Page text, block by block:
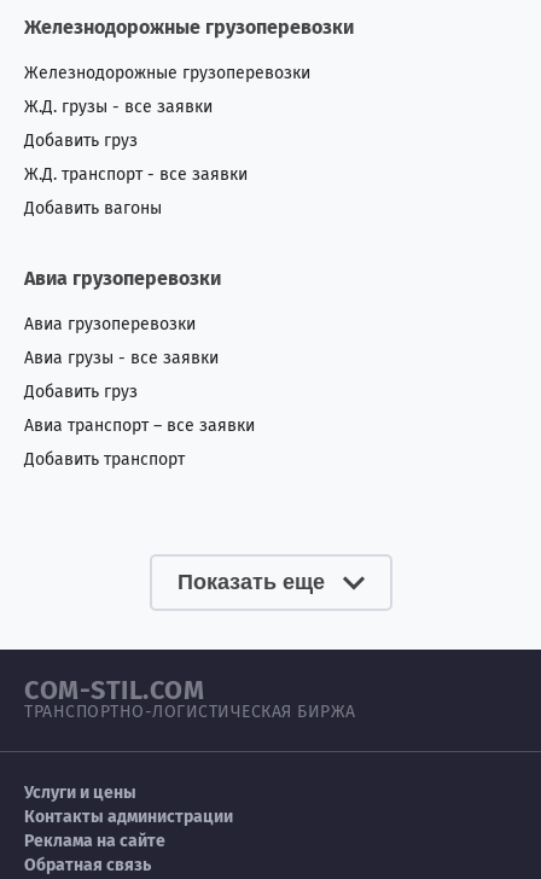
Железнодорожные грузоперевозки
Железнодорожные грузоперевозки
Ж.Д. грузы - все заявки
Добавить груз
Ж.Д. транспорт - все заявки
Добавить вагоны
Авиа грузоперевозки
Авиа грузоперевозки
Авиа грузы - все заявки
Добавить груз
Авиа транспорт – все заявки
Добавить транспорт
Показать еще
COM-STIL.COM
ТРАНСПОРТНО-ЛОГИСТИЧЕСКАЯ БИРЖА
Услуги и цены
Контакты администрации
Реклама на сайте
Обратная связь